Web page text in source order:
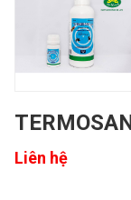
Liên hệ